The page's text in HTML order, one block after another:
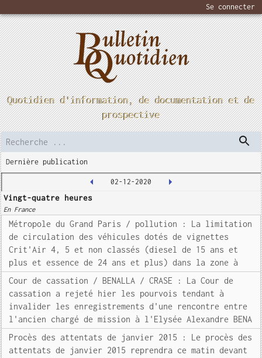
Se connecter
Quotidien d'information, de documentation et de
prospective
Dernière publication
02-12-2020
Vingt-quatre heures
En France
Métropole du Grand Paris / pollution : La limitation
de circulation des véhicules dotés de vignettes
Crit'Air 4, 5 et non classés (diesel de 15 ans et
plus et essence de 24 ans et plus) dans la zone à
Cour de cassation / BENALLA / CRASE : La Cour de
cassation a rejeté hier les pourvois tendant à
invalider les enregistrements d'une rencontre entre
l'ancien chargé de mission à l'Elysée Alexandre BENA
Procès des attentats de janvier 2015 : Le procès des
attentats de janvier 2015 reprendra ce matin devant